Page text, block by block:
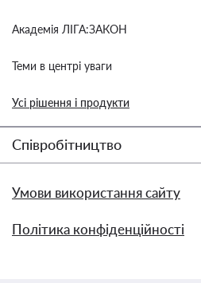
Академія ЛІГА:ЗАКОН
Теми в центрі уваги
Усі рішення і продукти
Співробітництво
Умови використання сайту
Політика конфіденційності